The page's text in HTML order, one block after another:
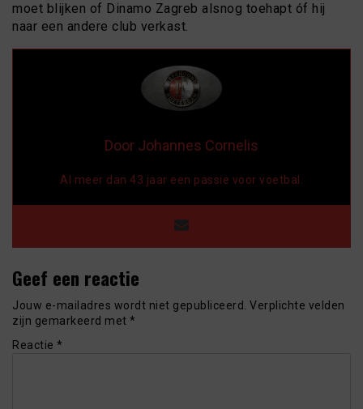
moet blijken of Dinamo Zagreb alsnog toehapt óf hij
naar een andere club verkast.
Door Johannes Cornelis
Al meer dan 43 jaar een passie voor voetbal.
Geef een reactie
Jouw e-mailadres wordt niet gepubliceerd. Verplichte velden
zijn gemarkeerd met *
Reactie *